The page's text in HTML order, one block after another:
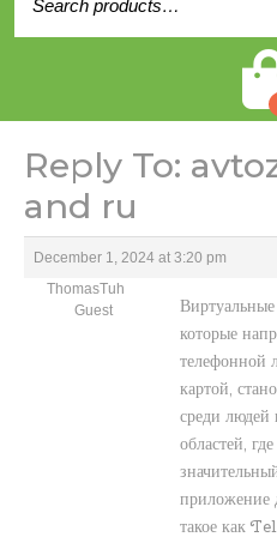
for:
Reply To:
and ru
December 1, 2024 at 3:20 pm
ThomasTuh
Guest
которые
телефонной
картой,
среди
областей,
приложение
такое как